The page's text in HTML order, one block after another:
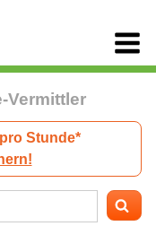
Vermittler
Stunde*